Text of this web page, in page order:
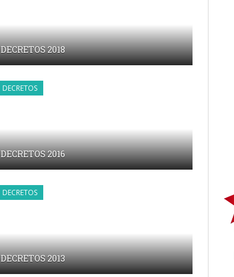
DECRETOS 2018
DECRETOS
DECRETOS 2016
DECRETOS
DECRETOS 2013